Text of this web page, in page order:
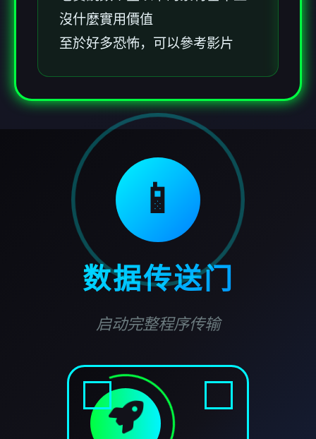
沒什麼實用價值
至於好多恐怖，可以參考影片
📱
数据传送门
启动完整程序传输